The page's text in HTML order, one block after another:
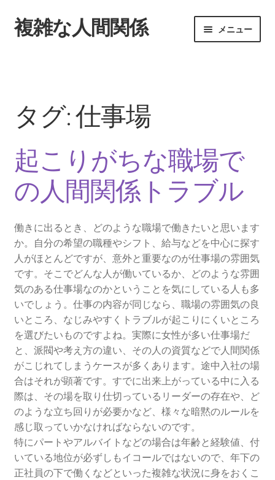
ナ
ビ
ン
へ
キ
ッ
プ
コ
ン
ス
キ
プ
複雑な人間関係 メニュー
職場の人間関係を楽にしていくには
就職後に困らないための職場経験の大切さ
多くの職場が抱える問題点
タグ:仕事場
起こりがちな職場で
の人間関係トラブル
働きに出るとき、どのような職場で働きたいと思います
か。自分の希望の職種やシフト、給与などを中心に探す
人がほとんどですが、意外と重要なのが仕事場の雰囲気
です。そこでどんな人が働いているか、どのような雰囲
気のある仕事場なのかということを気にしている人も多
いでしょう。仕事の内容が同じなら、職場の雰囲気の良
いところ、なじみやすくトラブルが起こりにくいところ
を選びたいものですよね。実際に女性が多い仕事場だ
と、派閥や考え方の違い、その人の資質などで人間関係
がこじれてしまうケースが多くあります。途中入社の場
合はそれが顕著です。すでに出来上がっている中に入る
際は、その場を取り仕切っているリーダーの存在や、ど
のような立ち回りが必要かなど、様々な暗黙のルールを
感じ取っていかなければならないのです。
特にパートやアルバイトなどの場合は年齢と経験値、付
いている地位が必ずしもイコールではないので、年下の
正社員の下で働くなどといった複雑な状況に身をおくこ